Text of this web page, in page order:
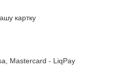
картку
Mastercard - LiqPay